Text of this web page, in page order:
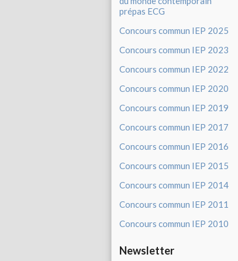
prépas ECG
Concours commun IEP 2025
Concours commun IEP 2023
Concours commun IEP 2022
Concours commun IEP 2020
Concours commun IEP 2019
Concours commun IEP 2017
Concours commun IEP 2016
Concours commun IEP 2015
Concours commun IEP 2014
Concours commun IEP 2011
Concours commun IEP 2010
Newsletter